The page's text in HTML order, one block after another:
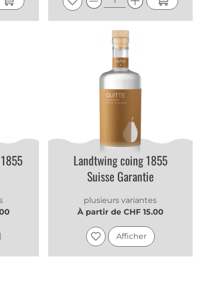
Landtwing coing 1855
Suisse Garantie
plusieurs variantes
À partir de CHF 15.00
Afficher